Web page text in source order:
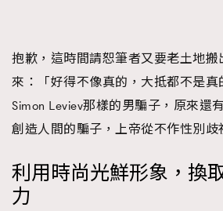
抱歉，這時間請恕筆者又要老土地搬
來：「好得不像真的，大抵都不是
Simon Leviev那樣的男騙子，原來還
創造人間的騙子，上帝從不作性別歧
利用時尚光鮮形象，換
力